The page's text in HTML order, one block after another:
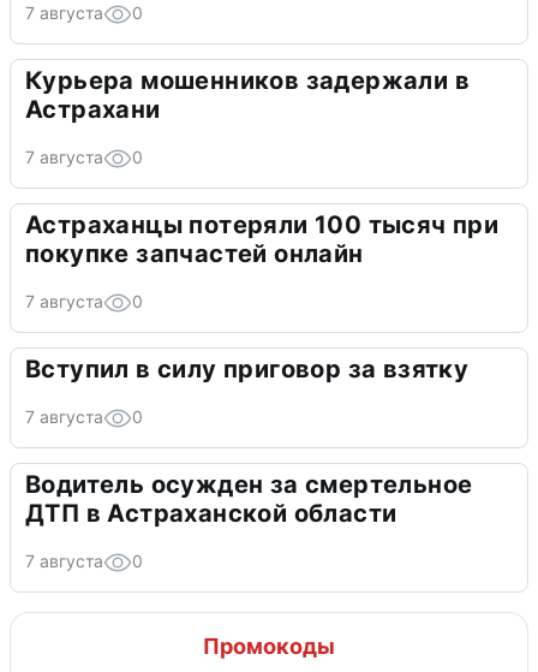
7 августа 0
Курьера мошенников задержали в
Астрахани
7 августа 0
Астраханцы потеряли 100 тысяч при
покупке запчастей онлайн
7 августа 0
Вступил в силу приговор за взятку
7 августа 0
Водитель осужден за смертельное
ДТП в Астраханской области
7 августа 0
Промокоды